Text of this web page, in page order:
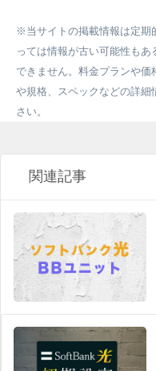
※当サイトの掲載情報は定期
っては情報が古い可能性も
できません。料金プランや価
や規格、スペックなどの詳細
さい。
関連記事